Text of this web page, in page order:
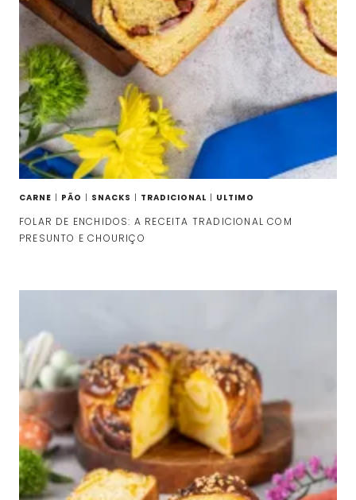
CARNE | PÃO | SNACKS | TRADICIONAL | ULTIMO
FOLAR DE ENCHIDOS: A RECEITA TRADICIONAL COM
PRESUNTO E CHOURIÇO